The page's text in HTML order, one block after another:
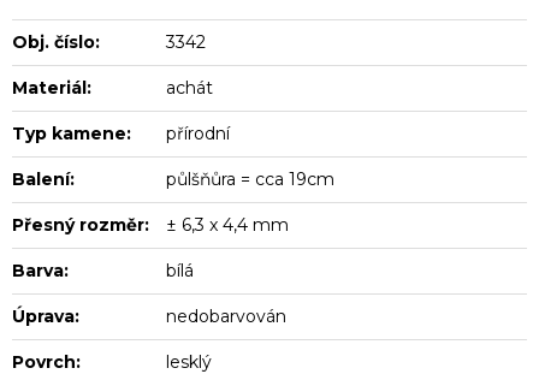
Obj. číslo: 3342
Materiál: achát
Typ kamene: přírodní
Balení: půlšňůra = cca 19cm
Přesný rozměr: ± 6,3 x 4,4 mm
Barva: bílá
Úprava: nedobarvován
Povrch: lesklý